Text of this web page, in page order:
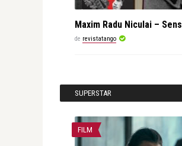
Maxim Radu Niculai – Sens
de revistatango
SUPERSTAR
FILM